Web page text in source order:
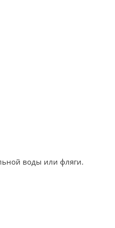
воды или фляги.